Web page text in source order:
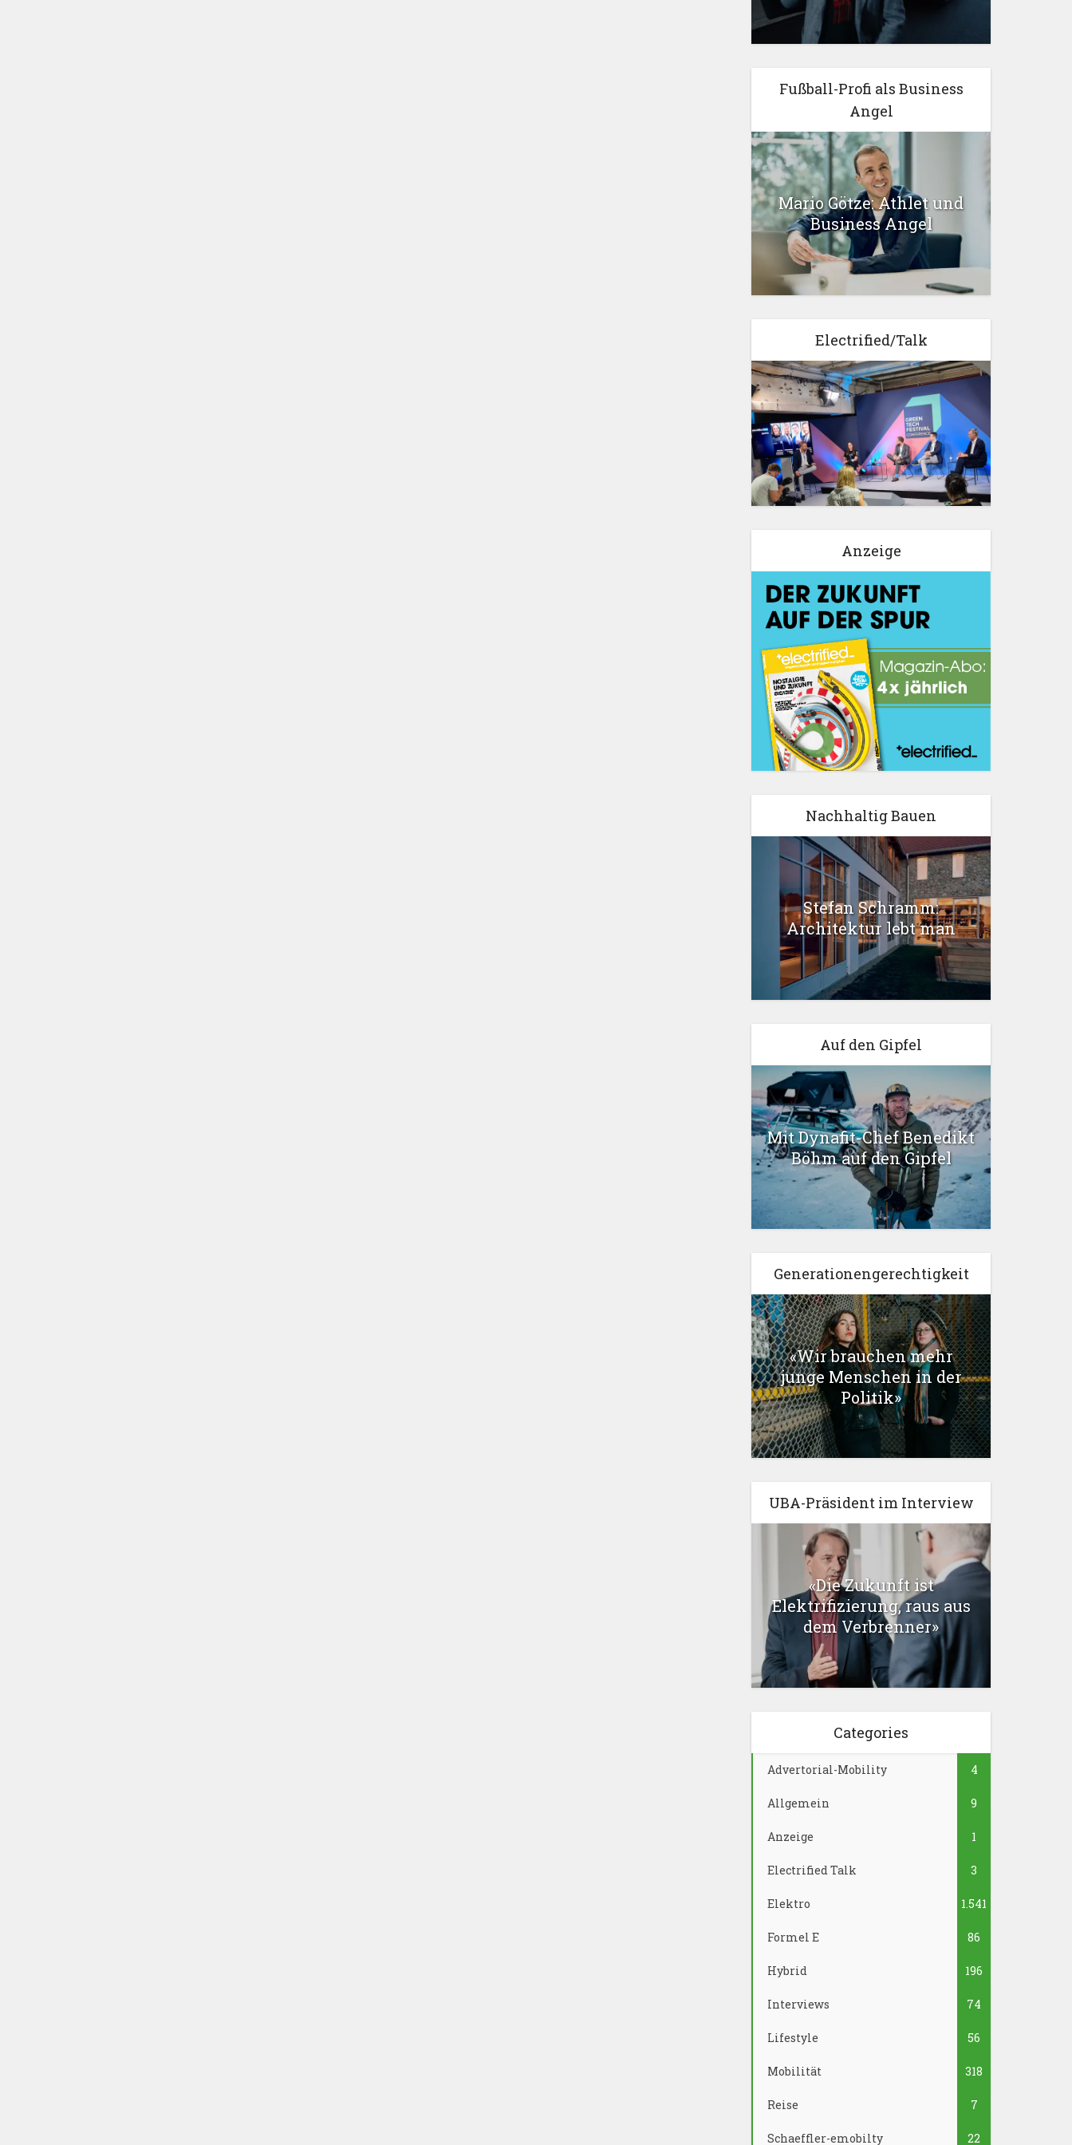
Fußball-Profi als Business
Angel
Mario Götze: Athlet und
Business Angel
Electrified/Talk
Anzeige
Nachhaltig Bauen
Stefan Schramm:
Architektur lebt man
Auf den Gipfel
Mit Dynafit-Chef Benedikt
Böhm auf den Gipfel
Generationengerechtigkeit
«Wir brauchen mehr
junge Menschen in der
Politik»
UBA-Präsident im Interview
«Die Zukunft ist
Elektrifizierung, raus aus
dem Verbrenner»
Categories
Advertorial-Mobility 4
Allgemein 9
Anzeige 1
Electrified Talk 3
Elektro 1.541
Formel E 86
Hybrid 196
Interviews 74
Lifestyle 56
Mobilität 318
Reise 7
Schaeffler-emobilty 22